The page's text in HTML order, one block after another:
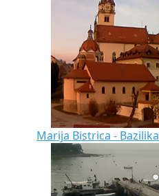
Marija Bistrica -